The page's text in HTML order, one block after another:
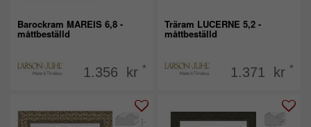
Barockram MAREIS 6,8 -
måttbeställd
1.356 kr *
Träram LUCERNE 5,2 -
måttbeställd
1.371 kr *